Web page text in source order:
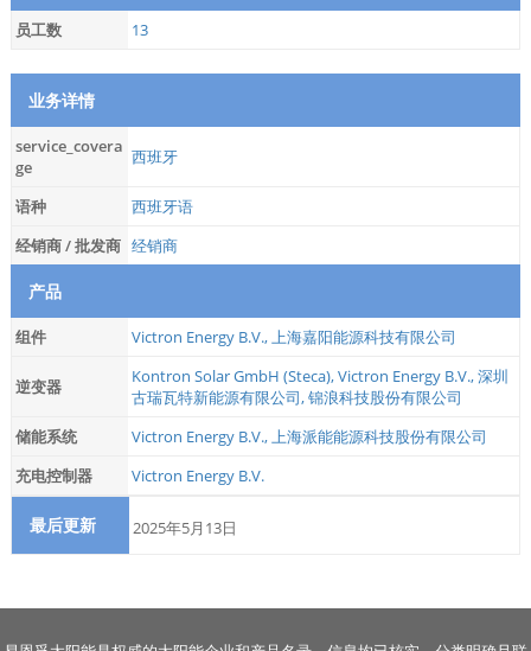
员工数 13
业务详情
service_covera
ge
西班牙
语种
西班牙语
经销商 / 批发商 经销商
产品
组件 Victron Energy B.V.,上海嘉阳能源科技有限公司
逆变器 Kontron Solar GmbH (Steca),Victron Energy B.V.,深圳
古瑞瓦特新能源有限公司,锦浪科技股份有限公司
储能系统
Victron Energy B.V.,上海派能能源科技股份有限公司
充电控制器
Victron Energy B.V.
最后更新 2025年5月13日